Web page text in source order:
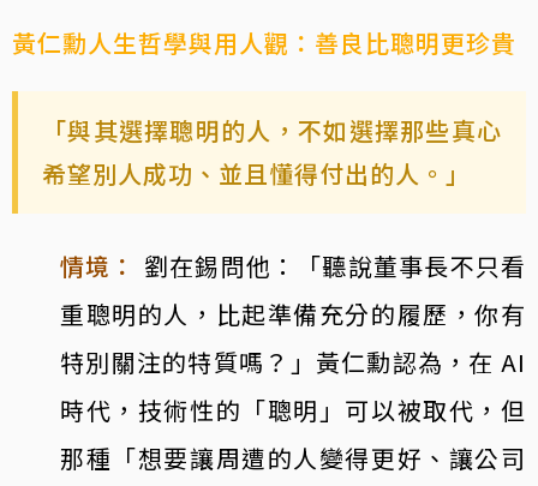
黃仁勳人生哲學與用人觀：善良比聰明更珍貴
「與其選擇聰明的人，不如選擇那些真心
希望別人成功、並且懂得付出的人。」
情境： 劉在錫問他：「聽說董事長不只看
重聰明的人，比起準備充分的履歷，你有
特別關注的特質嗎？」黃仁勳認為，在 AI
時代，技術性的「聰明」可以被取代，但
那種「想要讓周遭的人變得更好、讓公司